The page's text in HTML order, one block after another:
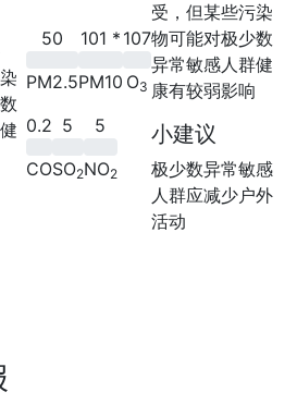
50
PM2.5
101 *
PM10
107
O3
0.2
CO
5
SO2
5
NO2
受，但某些污染
物可能对极少数
异常敏感人群健
康有较弱影响
小建议
极少数异常敏感
人群应减少户外
活动